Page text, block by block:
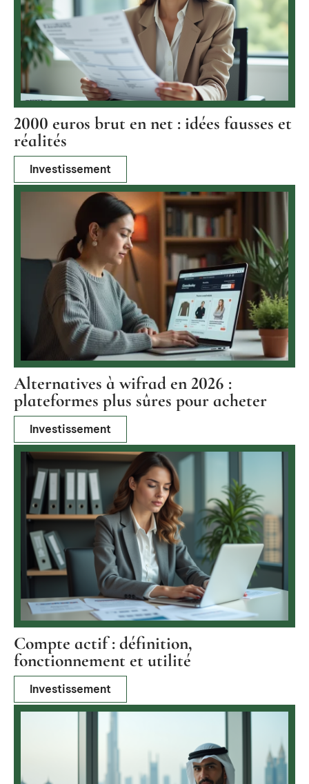
2000 euros brut en net : idées fausses et
réalités
Investissement
Alternatives à wifrad en 2026 :
plateformes plus sûres pour acheter
Investissement
Compte actif : définition,
fonctionnement et utilité
Investissement